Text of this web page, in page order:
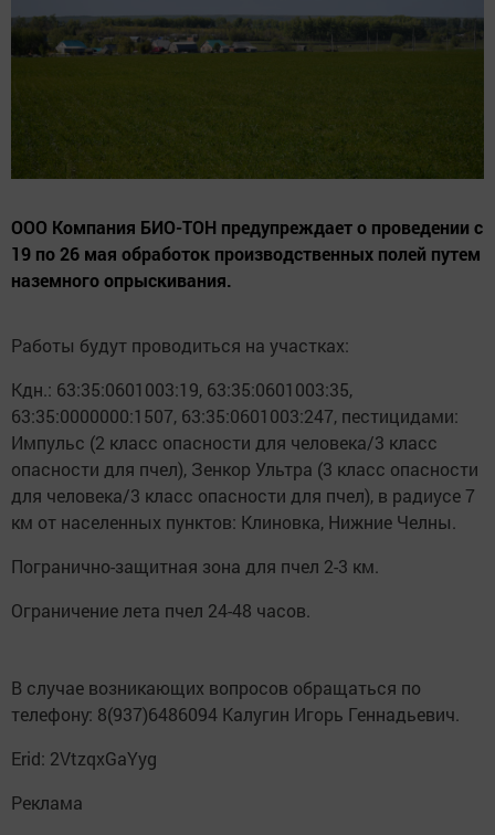
ООО Компания БИО-ТОН предупреждает о проведении с
19 по 26 мая обработок производственных полей путем
наземного опрыскивания.
Работы будут проводиться на участках:
Кдн.: 63:35:0601003:19, 63:35:0601003:35,
63:35:0000000:1507, 63:35:0601003:247, пестицидами:
Импульс (2 класс опасности для человека/3 класс
опасности для пчел), Зенкор Ультра (3 класс опасности
для человека/3 класс опасности для пчел), в радиусе 7
км от населенных пунктов: Клиновка, Нижние Челны.
Погранично-защитная зона для пчел 2-3 км.
Ограничение лета пчел 24-48 часов.
В случае возникающих вопросов обращаться по
телефону: 8(937)6486094 Калугин Игорь Геннадьевич.
Erid: 2VtzqxGaYyg
Реклама